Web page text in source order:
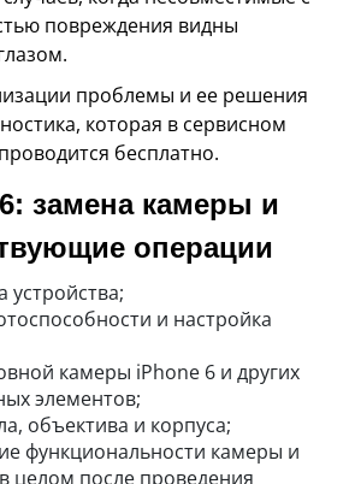
повреждения видны
проблемы и ее решения
которая в сервисном
бесплатно.
замена камеры и
операции
устройства;
и настройка
камеры iPhone 6 и других
элементов;
объектива и корпуса;
функциональности камеры и
целом после проведения